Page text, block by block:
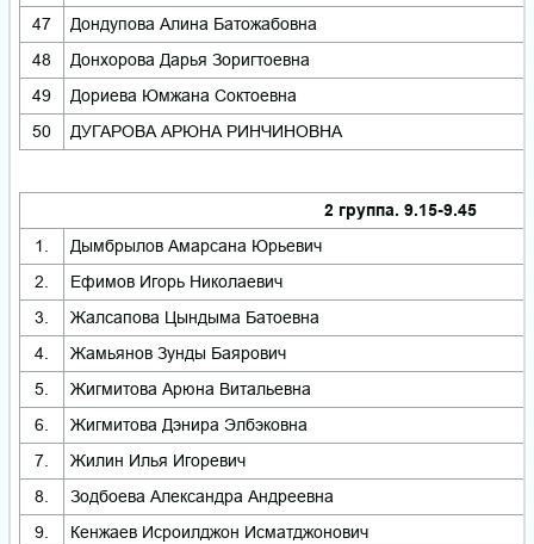
47
Дондупова Алина Батожабовна
48
Донхорова Дарья Зоригтоевна
49
Дориева Юмжана Соктоевна
50
ДУГАРОВА АРЮНА РИНЧИНОВНА
2 группа. 9.15-9.45
1.
Дымбрылов Амарсана Юрьевич
2.
Ефимов Игорь Николаевич
3.
Жалсапова Цындыма Батоевна
4.
Жамьянов Зунды Баярович
5.
Жигмитова Арюна Витальевна
6.
Жигмитова Дэнира Элбэковна
7.
Жилин Илья Игоревич
8.
Зодбоева Александра Андреевна
9.
Кенжаев Исроилджон Исматджонович